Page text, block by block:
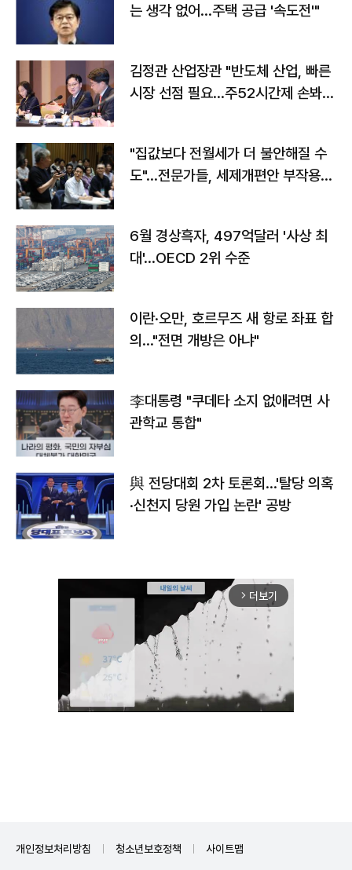
는 생각 없어…주택 공급 '속도전'"
김정관 산업장관 "반도체 산업, 빠른
시장 선점 필요…주52시간제 손봐
"집값보다 전월세가 더 불안해질 수
도"…전문가들, 세제개편안 부작용
6월 경상흑자, 497억달러 '사상 최
대'…OECD 2위 수준
이란·오만, 호르무즈 새 항로 좌표 합
의…"전면 개방은 아냐"
李대통령 "쿠데타 소지 없애려면 사
관학교 통합"
與 전당대회 2차 토론회…'탈당 의혹
·신천지 당원 가입 논란' 공방
arrow_forward_ios 더보기
개인정보처리방침 청소년보호정책 사이트맵